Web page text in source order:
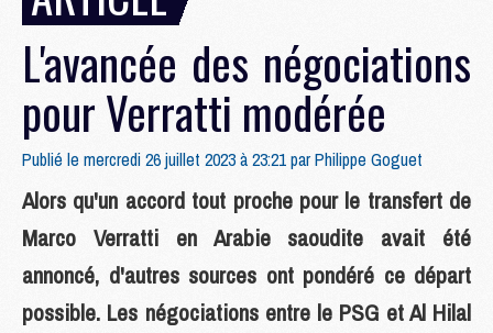
L'avancée des négociations
pour Verratti modérée
Publié le mercredi 26 juillet 2023 à 23:21 parPhilippe Goguet
Alors qu'un accord tout proche pour le transfert de
Marco Verratti en Arabie saoudite avait été
annoncé, d'autres sources ont pondéré ce départ
possible. Les négociations entre le PSG et Al Hilal